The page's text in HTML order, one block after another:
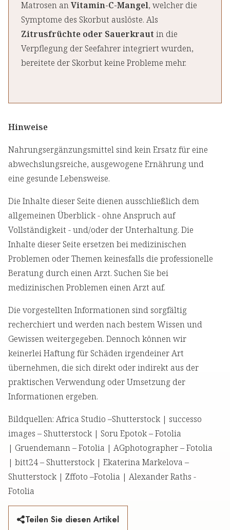
Matrosen anVitamin-C-Mangel, welcher die
Symptome des Skorbut auslöste. Als
Zitrusfrüchte oder Sauerkraut in die
Verpflegung der Seefahrer integriert wurden,
bereitete der Skorbut keine Probleme mehr.
Hinweise
Nahrungsergänzungsmittel sind kein Ersatz für eine
abwechslungsreiche, ausgewogene Ernährung und
eine gesunde Lebensweise.
Die Inhalte dieser Seite dienen ausschließlich dem
allgemeinen Überblick - ohne Anspruch auf
Vollständigkeit - und/oder der Unterhaltung. Die
Inhalte dieser Seite ersetzen bei medizinischen
Problemen oder Themen keinesfalls die professionelle
Beratung durch einen Arzt. Suchen Sie bei
medizinischen Problemen einen Arzt auf.
Die vorgestellten Informationen sind sorgfältig
recherchiert und werden nach bestem Wissen und
Gewissen weitergegeben. Dennoch können wir
keinerlei Haftung für Schäden irgendeiner Art
übernehmen, die sich direkt oder indirekt aus der
praktischen Verwendung oder Umsetzung der
Informationen ergeben.
Bildquellen: Africa Studio –Shutterstock | successo
images – Shutterstock | Soru Epotok – Fotolia
| Gruendemann – Fotolia | AGphotographer – Fotolia
| bitt24 – Shutterstock | Ekaterina Markelova –
Shutterstock | Zffoto –Fotolia | Alexander Raths -
Fotolia
Teilen Sie diesen Artikel